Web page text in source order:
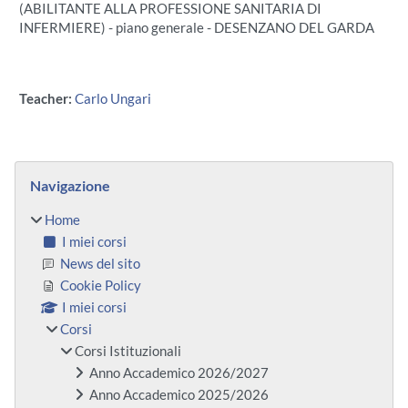
(ABILITANTE ALLA PROFESSIONE SANITARIA DI
INFERMIERE) - piano generale - DESENZANO DEL GARDA
Teacher: Carlo Ungari
Blocchi
Navigazione
Home
I miei corsi
News del sito
Cookie Policy
I miei corsi
Corsi
Corsi Istituzionali
Anno Accademico 2026/2027
Anno Accademico 2025/2026